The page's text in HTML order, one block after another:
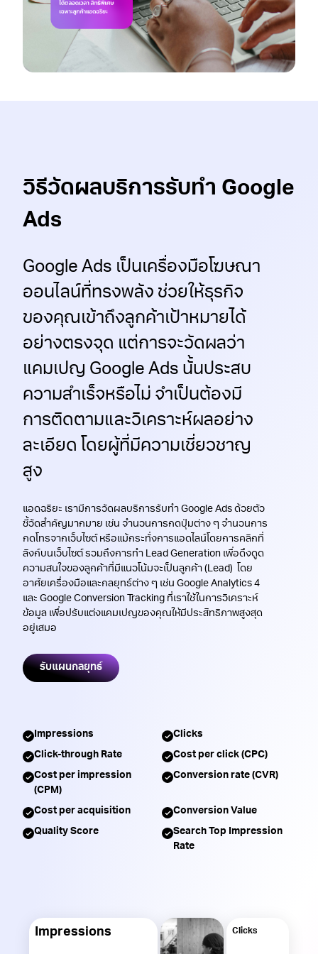
วิธีวัดผลบริการรับทำ Google
Ads
Google Ads เป็นเครื่องมือโฆษณา
ออนไลน์ที่ทรงพลัง ช่วยให้ธุรกิจ
ของคุณเข้าถึงลูกค้าเป้าหมายได้
อย่างตรงจุด แต่การจะวัดผลว่า
แคมเปญ Google Ads นั้นประสบ
ความสำเร็จหรือไม่ จำเป็นต้องมี
การติดตามและวิเคราะห์ผลอย่าง
ละเอียด โดยผู้ที่มีความเชี่ยวชาญ
สูง
แอดฉริยะ เรามีการวัดผลบริการรับทำ Google Ads ด้วยตัว
ชี้วัดสำคัญมากมาย เช่น จำนวนการกดปุ่มต่าง ๆ จำนวนการ
กดโทรจากเว็บไซต์ หรือแม้กระทั่งการแอดไลน์โดยการคลิกที่
ลิงก์บนเว็บไซต์ รวมถึงการทำ Lead Generation เพื่อดึงดูด
ความสนใจของลูกค้าที่มีแนวโน้มจะเป็นลูกค้า (Lead) โดย
อาศัยเครื่องมือและกลยุทธ์ต่าง ๆ เช่น Google Analytics 4
และ Google Conversion Tracking ที่เราใช้ในการวิเคราะห์
ข้อมูล เพื่อปรับแต่งแคมเปญของคุณให้มีประสิทธิภาพสูงสุด
อยู่เสมอ
รับแผนกลยุทธ์
Impressions Clicks
Click-through Rate Cost per click (CPC)
Cost per impression
(CPM)
Conversion rate (CVR)
Cost per acquisition Conversion Value
Quality Score
Search Top Impression
Rate
Impressions Clicks